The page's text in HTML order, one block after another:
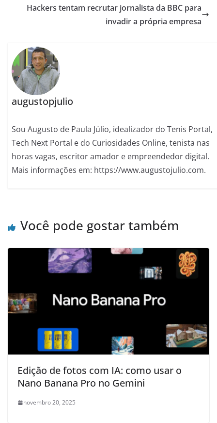
Hackers tentam recrutar jornalista da BBC para
invadir a própria empresa
augustopjulio
Sou Augusto de Paula Júlio, idealizador do Tenis Portal,
Tech Next Portal e do Curiosidades Online, tenista nas
horas vagas, escritor amador e empreendedor digital.
Mais informações em: https://www.augustojulio.com.
Você pode gostar também
Edição de fotos com IA: como usar o
Nano Banana Pro no Gemini
novembro 20, 2025